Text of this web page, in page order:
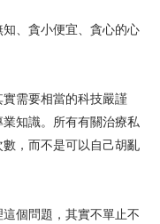
、貪小便宜、貪心的心
需要相當的科技嚴謹
知識。所有有關治療私
，而不是可以自己胡亂
個問題，其實不單止不